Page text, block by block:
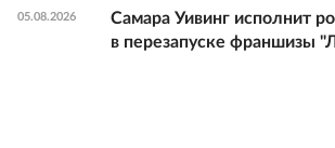
05.08.2026
Самара Уивинг исполнит
в перезапуске франшизы